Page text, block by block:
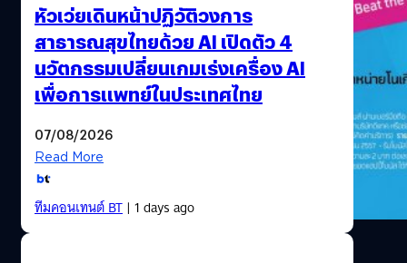
หัวเว่ยเดินหน้าปฏิวัติวงการ
สาธารณสุขไทยด้วย AI เปิดตัว 4
นวัตกรรมเปลี่ยนเกมเร่งเครื่อง AI
เพื่อการแพทย์ในประเทศไทย
07/08/2026
Read More
ทีมคอนเทนต์ BT| 1 days ago